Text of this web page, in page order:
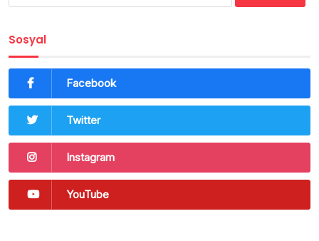
Sosyal
Facebook
Twitter
Instagram
YouTube